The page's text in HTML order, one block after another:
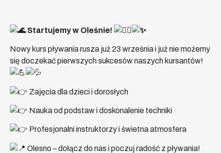
Startujemy w Oleśnie!
Nowy kurs pływania rusza już 23 września i już nie możemy
się doczekać pierwszych sukcesów naszych kursantów!
Zajęcia dla dzieci i dorosłych
Nauka od podstaw i doskonalenie techniki
Profesjonalni instruktorzy i świetna atmosfera
Olesno – dołącz do nas i poczuj radość z pływania!